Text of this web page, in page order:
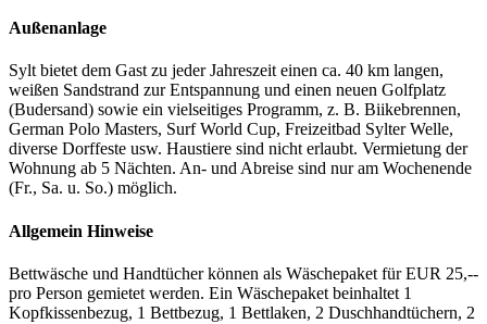
Außenanlage
Sylt bietet dem Gast zu jeder Jahreszeit einen ca. 40 km langen,
weißen Sandstrand zur Entspannung und einen neuen Golfplatz
(Budersand) sowie ein vielseitiges Programm, z. B. Biikebrennen,
German Polo Masters, Surf World Cup, Freizeitbad Sylter Welle,
diverse Dorffeste usw. Haustiere sind nicht erlaubt. Vermietung der
Wohnung ab 5 Nächten. An- und Abreise sind nur am Wochenende
(Fr., Sa. u. So.) möglich.
Allgemein Hinweise
Bettwäsche und Handtücher können als Wäschepaket für EUR 25,--
pro Person gemietet werden. Ein Wäschepaket beinhaltet 1
Kopfkissenbezug, 1 Bettbezug, 1 Bettlaken, 2 Duschhandtüchern, 2